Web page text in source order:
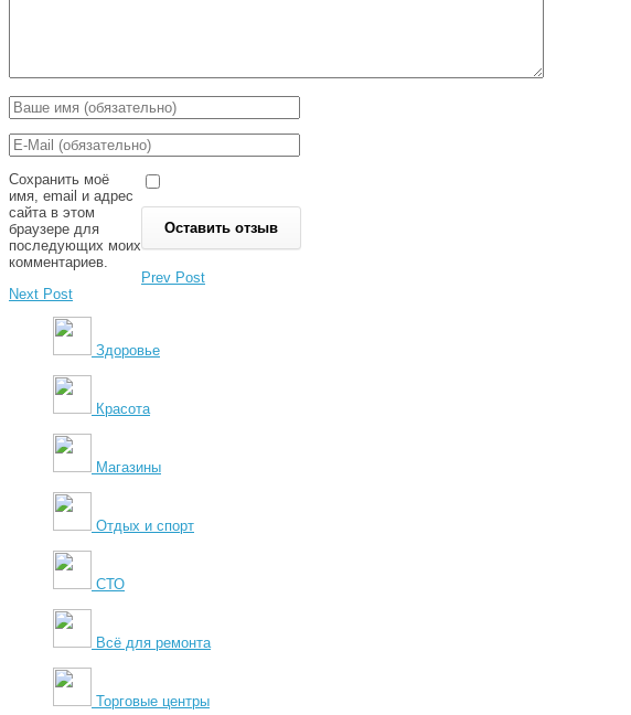
Сохранить моё
имя, email и адрес
сайта в этом
браузере для
последующих моих
комментариев.
Prev Post
Next Post
Здоровье
Красота
Магазины
Отдых и спорт
СТО
Всё для ремонта
Торговые центры